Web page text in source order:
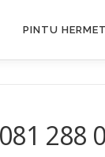
PINTU
288